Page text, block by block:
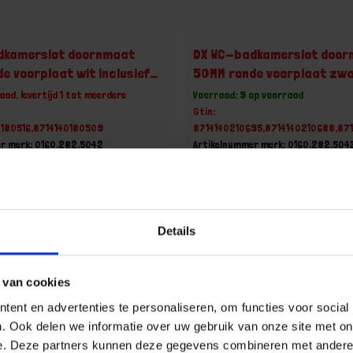
Details
van cookies
en advertenties te personaliseren, om functies voor social
Ook delen we informatie over uw gebruik van onze site met
Deze partners kunnen deze gegevens combineren met
doornmaat
voorplaat wit inclusief
sluitplaat
levertijd 1 tot meerdere
merk: 0160.282.5042
+
Grootverpakking (5)
DX WC-badkamerslot
50MM ronde voorplaat
inclusief rechthoekige
Voorraad: 9 op voorraad
Gtin:
Artikelnummer merk:
-
Grootverpakking (5)